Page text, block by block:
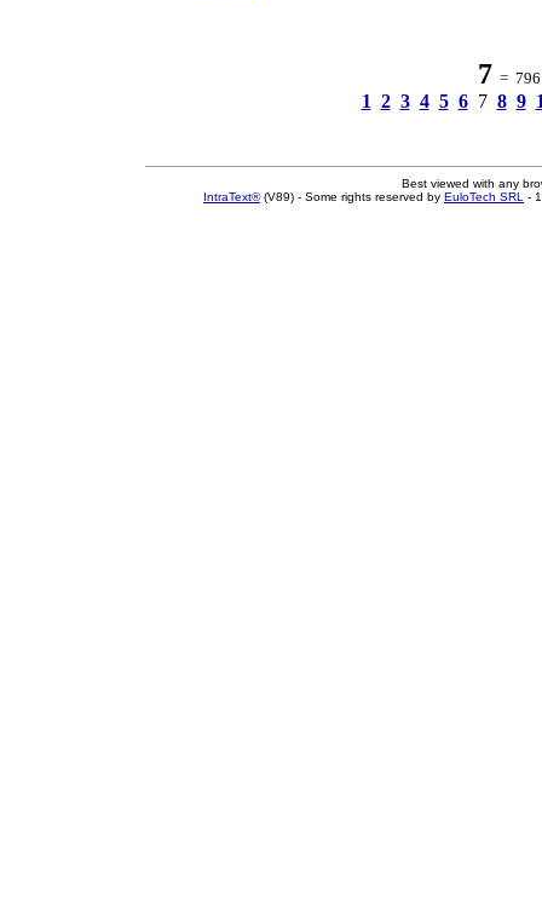
7 = 796
1 2 3 4 5 6 7 8 9
Best viewed with any
IntraText®(V89) - Some rights reserved by EuloTech SRL -